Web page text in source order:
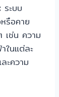
ระบบ
รือคาย
เช่น ความ
ในแต่ละ
ะความ